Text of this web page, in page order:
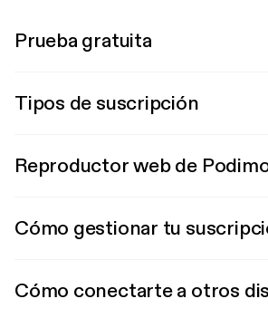
Prueba gratuita
Tipos de suscripción
Reproductor web de
Cómo gestionar tu
Cómo conectarte a otros